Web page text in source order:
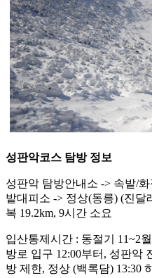
성판악코스 탐방 정보
성판악 탐방안내소 -> 속밭/
밭대피소 -> 정상(동릉) (진달
복 19.2km, 9시간 소요
입산통제시간 : 동절기 11~2
방로 입구 12:00부터, 성판악
방 제한, 정상 (백록담) 13:30